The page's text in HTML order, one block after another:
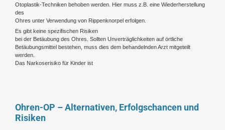
Otoplastik-Techniken behoben werden. Hier muss z.B. eine Wiederherstellung
des
Ohres unter Verwendung von Rippenknorpel erfolgen.
Es gibt keine spezifischen Risiken
bei der Betäubung des Ohres. Sollten Unverträglichkeiten auf örtliche
Betäubungsmittel bestehen, muss dies dem behandelnden Arzt mitgeteilt
werden.
Das Narkoserisiko für Kinder ist
Ohren-OP – Alternativen, Erfolgschancen und
Risiken